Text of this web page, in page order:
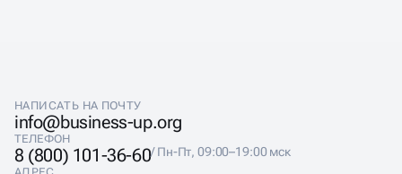
НАПИСАТЬ НА ПОЧТУ
info@business-up.org
ТЕЛЕФОН
8 (800) 101-36-60/ Пн-Пт, 09:00–19:00 мск